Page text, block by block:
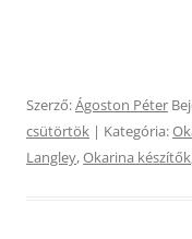
Szerző:Ágoston Péter
csütörtök | Kategória:
Langley,Okarina készítők